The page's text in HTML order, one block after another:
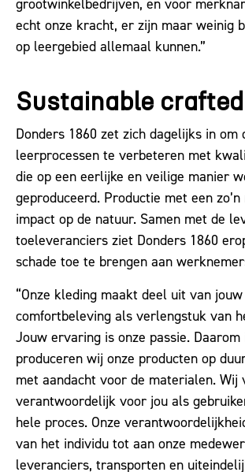
echt onze kracht, er zijn maar weinig
op leergebied allemaal kunnen.”
Sustainable crafted
Donders 1860 zet zich dagelijks in
leerprocessen te verbeteren met
die op een eerlijke en veilige manier
geproduceerd. Productie met een
impact op de natuur. Samen met de
toeleveranciers ziet Donders 1860
schade toe te brengen aan
“Onze kleding maakt deel uit van jouw
comfortbeleving als verlengstuk van
Jouw ervaring is onze passie.
produceren wij onze producten op
met aandacht voor de materialen. Wij
verantwoordelijk voor jou als
hele proces. Onze
van het individu tot aan onze
leveranciers, transporten en